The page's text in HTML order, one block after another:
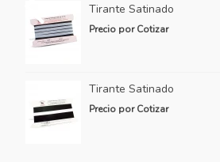
Tirante Satinado
Precio por Cotizar
Tirante Satinado
Precio por Cotizar